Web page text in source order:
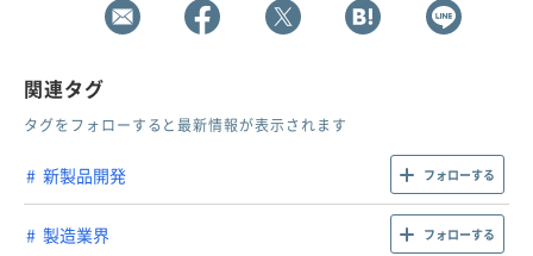
関連タグ
タグをフォローすると最新情報が表示されます
新製品開発 フォローする
製造業界 フォローする